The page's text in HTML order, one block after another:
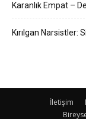
Karanlık Empat –
Kırılgan
İletişim